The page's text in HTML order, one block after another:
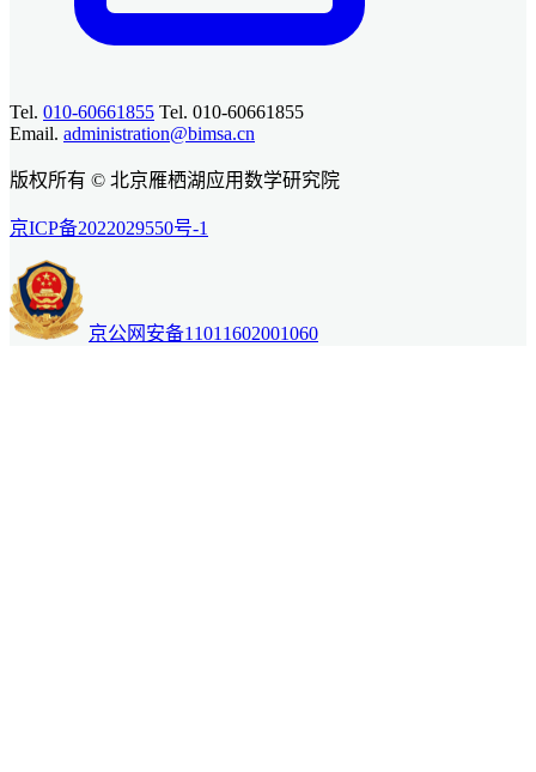
Tel. 010-60661855 Tel. 010-60661855
Email. administration@bimsa.cn
版权所有 © 北京雁栖湖应用数学研究院
京ICP备2022029550号-1
京公网安备11011602001060